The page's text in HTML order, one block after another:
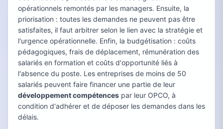
opérationnels remontés par les managers. Ensuite, la
priorisation : toutes les demandes ne peuvent pas être
satisfaites, il faut arbitrer selon le lien avec la stratégie et
l'urgence opérationnelle. Enfin, la budgétisation : coûts
pédagogiques, frais de déplacement, rémunération des
salariés en formation et coûts d'opportunité liés à
l'absence du poste. Les entreprises de moins de 50
salariés peuvent faire financer une partie de leur
développement compétences par leur OPCO, à
condition d'adhérer et de déposer les demandes dans les
délais.